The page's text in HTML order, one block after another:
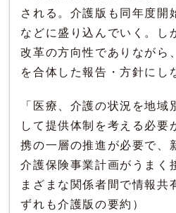
される。介護版も同年度開
などに盛り込んでいく。し
改革の方向性でありながら
を合体した報告・方針にし
「医療、介護の状況を地
して提供体制を考える必要
携の一層の推進が必要で、
介護保険事業計画がうまく
まざまな関係者間で情報共
ずれも介護版の要約）